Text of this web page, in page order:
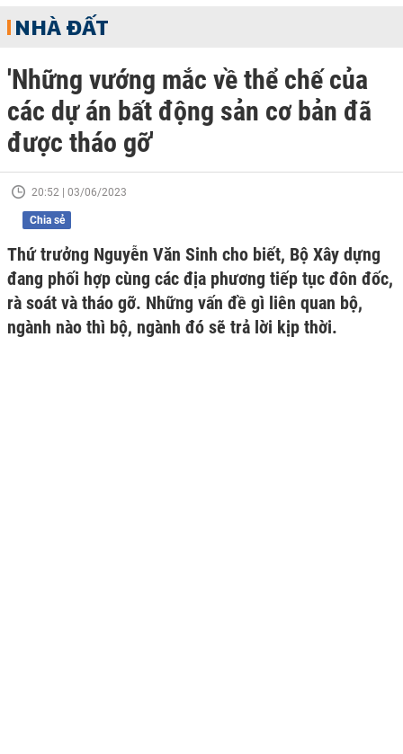
NHÀ ĐẤT
'Những vướng mắc về thể chế của
các dự án bất động sản cơ bản đã
được tháo gỡ'
20:52 | 03/06/2023
Chia sẻ
Thứ trưởng Nguyễn Văn Sinh cho biết, Bộ Xây dựng
đang phối hợp cùng các địa phương tiếp tục đôn đốc,
rà soát và tháo gỡ. Những vấn đề gì liên quan bộ,
ngành nào thì bộ, ngành đó sẽ trả lời kịp thời.